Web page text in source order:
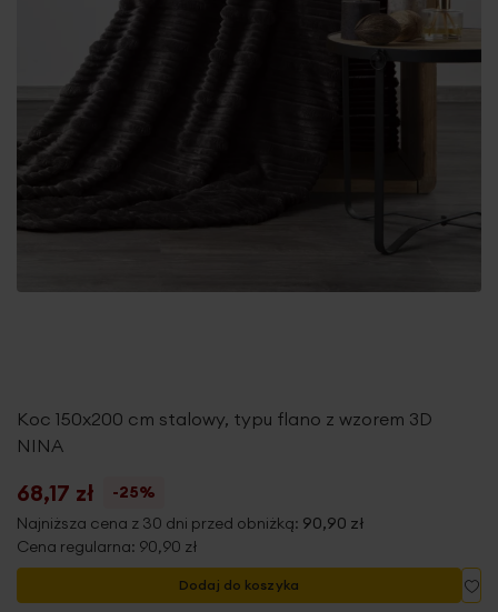
Koc 150x200 cm stalowy, typu flano z wzorem 3D
NINA
68,17 zł
-25%
Najniższa cena z 30 dni przed obniżką: 90,90 zł
Cena regularna: 90,90 zł
Dodaj do koszyka